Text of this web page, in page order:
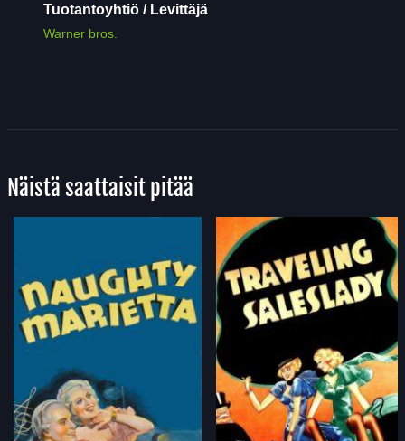
Tuotantoyhtiö / Levittäjä
Warner bros.
Näistä saattaisit pitää